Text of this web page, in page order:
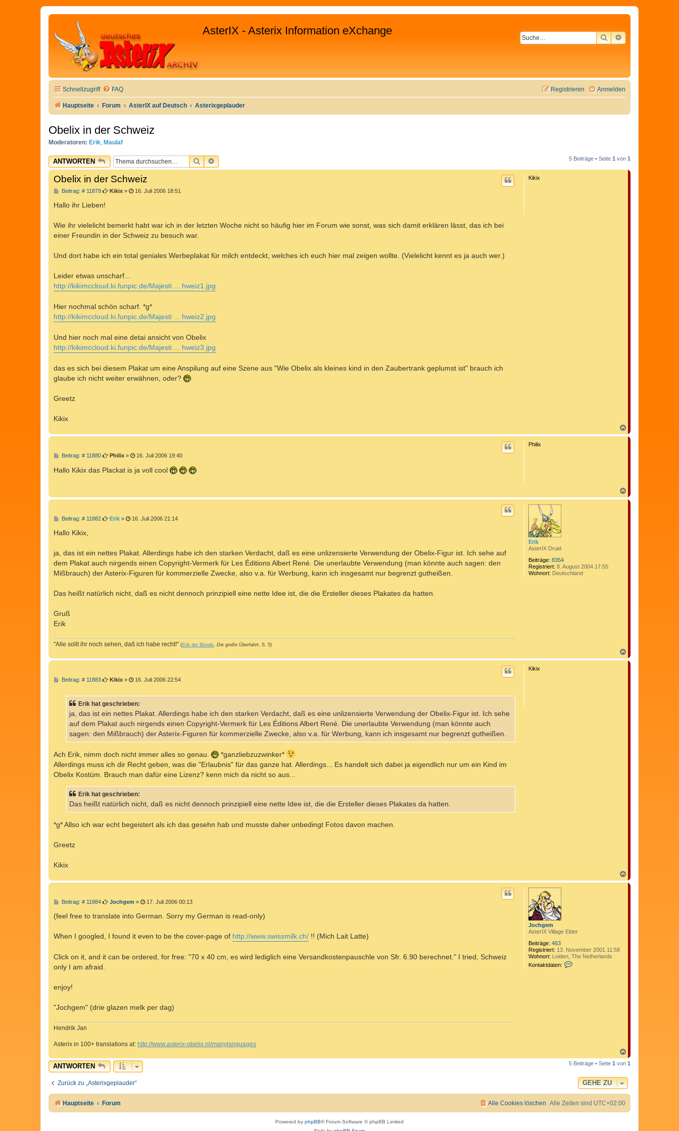
AsterIX - Asterix Information eXchange
SUCHEERWEITERTE
Schnellzugriff FAQ Anmelden
Registrieren
Hauptseite Forum AsterIX auf Deutsch Asterixgeplauder
Obelix in der Schweiz
Moderatoren: Erik, Maulaf
ANTWORTEN SUCHEERWEITERTE SUCHE 5 Beiträge • Seite 1 von 1
Kikix
Obelix in der Schweiz
Beitrag: # 11879B
i
a
g
Kikix» 16. Juli 2006 18:51
Hallo ihr Lieben!
Wie ihr vielelicht bemerkt habt war ich in der letzten Woche nicht so häufig hier im Forum wie sonst, was sich damit erklären lässt, das ich bei
einer Freundin in der Schweiz zu besuch war.
Und dort habe ich ein total geniales Werbeplakat für milch entdeckt, welches ich euch hier mal zeigen wollte. (Vielelicht kennt es ja auch wer.)
Leider etwas unscharf...
http://kikimccloud.ki.funpic.de/Majesti ... hweiz1.jpg
Hier nochmal schön scharf. *g*
http://kikimccloud.ki.funpic.de/Majesti ... hweiz2.jpg
Und hier noch mal eine detai ansicht von Obelix
http://kikimccloud.ki.funpic.de/Majesti ... hweiz3.jpg
das es sich bei diesem Plakat um eine Anspilung auf eine Szene aus "Wie Obelix als kleines kind in den Zaubertrank geplumst ist" brauch ich
glaube ich nicht weiter erwähnen, oder?
Greetz
Kikix
a
c
Philix
Beitrag: # 11880B
Philix» 16. Juli 2006 19:40
Hallo Kikix das Plackat is ja voll cool
a
c
Erik
AsterIX Druid
Beiträge: 8354
Registriert: 8. August 2004 17:55
Wohnort: Deutschland
Beitrag: # 11882B
a
g
Erik» 16. Juli 2006 21:14
Hallo Kikix,
ja, das ist ein nettes Plakat. Allerdings habe ich den starken Verdacht, daß es eine unlizensierte Verwendung der Obelix-Figur ist. Ich sehe auf
dem Plakat auch nirgends einen Copyright-Vermerk für Les Éditions Albert René. Die unerlaubte Verwendung (man könnte auch sagen: den
Mißbrauch) der Asterix-Figuren für kommerzielle Zwecke, also v.a. für Werbung, kann ich insgesamt nur begrenzt gutheißen.
Das heißt natürlich nicht, daß es nicht dennoch prinzipiell eine nette Idee ist, die die Ersteller dieses Plakates da hatten.
Gruß
Erik
"Alle sollt ihr noch sehen, daß ich habe recht!" (Erik der Blonde Die große Überfahrt , S. 5)
a
c
Kikix
Beitrag: # 11883B
r
a
Kikix» 16. Juli 2006 22:54
Erik hat geschrieben:
ja, das ist ein nettes Plakat. Allerdings habe ich den starken Verdacht, daß es eine unlizensierte Verwendung der Obelix-Figur ist. Ich sehe
auf dem Plakat auch nirgends einen Copyright-Vermerk für Les Éditions Albert René. Die unerlaubte Verwendung (man könnte auch
sagen: den Mißbrauch) der Asterix-Figuren für kommerzielle Zwecke, also v.a. für Werbung, kann ich insgesamt nur begrenzt gutheißen.
Ach Erik, nimm doch nicht immer alles so genau.
*ganzliebzuzwinker*
Allerdings muss ich dir Recht geben, was die "Erlaubnis" für das ganze hat. Allerdings... Es handelt sich dabei ja eigendlich nur um ein Kind im
Obelix Kostüm. Brauch man dafür eine Lizenz? kenn mich da nicht so aus...
Erik hat geschrieben:
Das heißt natürlich nicht, daß es nicht dennoch prinzipiell eine nette Idee ist, die die Ersteller dieses Plakates da hatten.
*g* Allso ich war echt begeistert als ich das gesehn hab und musste daher unbedingt Fotos davon machen.
Greetz
Kikix
a
c
Jochgem
AsterIX Village Elder
Beiträge: 463
Registriert: 13. November 2001 11:58
Wohnort: Leiden, The Netherlands
Kontaktdaten:
J
o
e
Beitrag: # 11884B
i
a
g
Jochgem » 17. Juli 2006 00:13
(feel free to translate into German. Sorry my German is read-only)
When I googled, I found it even to be the cover-page of http://www.swissmilk.ch/ !! (Mich Lait Latte)
Click on it, and it can be ordered, for free: "70 x 40 cm, es wird lediglich eine Versandkostenpauschle von Sfr. 6.90 berechnet." I tried, Schweiz
only I am afraid.
enjoy!
"Jochgem" (drie glazen melk per dag)
Hendrik Jan
Asterix in 100+ translations at: http://www.asterix-obelix.nl/manylanguages
a
c
o
b
e
ANTWORTEN 5 Beiträge • Seite 1 von 1
Zurück zu „Asterixgeplauder“ GEHE ZU
Hauptseite Forum Alle Zeiten sind UTC+02:00
Alle Cookies löschen
Powered by phpBB® Forum Software © phpBB Limited